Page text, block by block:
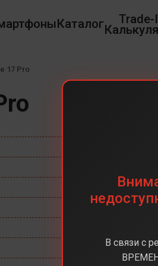
Каталог Trade-
17 Pro
48 + 48 + 48
Apple
В связи с